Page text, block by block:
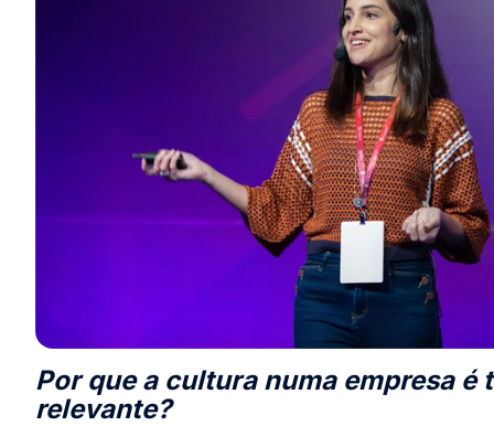
Por que a cultura numa empresa é
relevante?